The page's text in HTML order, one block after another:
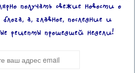
получать свежие новости о
а, главное, последние и
рецепты прошедшей недели!